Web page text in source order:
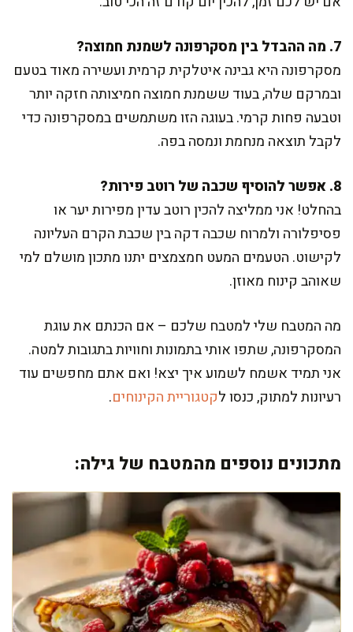
7. מה ההבדל בין מסקרפונה לשמנת חמוצה?
מסקרפונה היא גבינה איטלקית קרמית ועשירה מאוד בטעם
ובמרקם שלה, בעוד ששמנת חמוצה חמיצותה חזקה יותר
וטבעה פחות קרמי. בעוגה הזו משתמשים במסקרפונה כדי
לקבל תוצאה מנחמת ונמסה בפה.
8. אפשר להוסיף שכבה של רוטב פירות?
בהחלט! אני ממליצה להכין רוטב עדין מפירות יער או
פסיפלורה ולמרוח שכבה דקה בין שכבת הקרם העליונה
לקישוט. הטעמים המעט חמצמצים יתנו מתכון מושלם למי
שאוהב קינוח מאוזן.
מה המטבח שלי למטבח שלכם – אם הכנתם את עוגת
המסקרפונה, שתפו אותי בתמונות וחוויות בתגובות למטה.
אני תמיד אשמח לשמוע איך יצא! ואם אתם מחפשים עוד
רעיונות למתוק, כנסו לקטגוריית הקינוחים.
מתכונים נוספים מהמטבח של גילה: